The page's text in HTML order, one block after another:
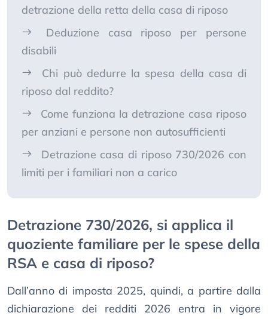
detrazione della retta della casa di riposo
Deduzione casa riposo per persone
disabili
Chi può dedurre la spesa della casa di
riposo dal reddito?
Come funziona la detrazione casa riposo
per anziani e persone non autosufficienti
Detrazione casa di riposo 730/2026 con
limiti per i familiari non a carico
Detrazione 730/2026, si applica il
quoziente familiare per le spese della
RSA e casa di riposo?
Dall’anno di imposta 2025, quindi, a partire dalla
dichiarazione dei redditi 2026 entra in vigore